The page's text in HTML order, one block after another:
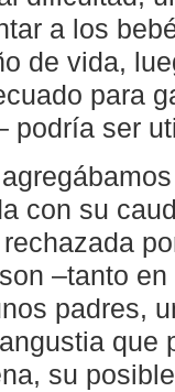
a los
de vida,
para
podría ser
con su
–tanto
padres,
que
su